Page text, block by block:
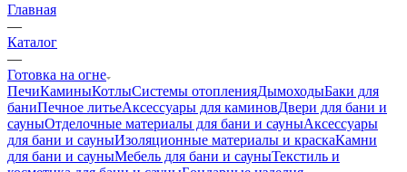
Главная
—
Каталог
—
Готовка на огне
ПечиКаминыКотлыСистемы отопленияДымоходыБаки для
баниПечное литьеАксессуары для каминовДвери для бани и
сауныОтделочные материалы для бани и сауныАксессуары
для бани и сауныИзоляционные материалы и краскаКамни
для бани и сауныМебель для бани и сауныТекстиль и